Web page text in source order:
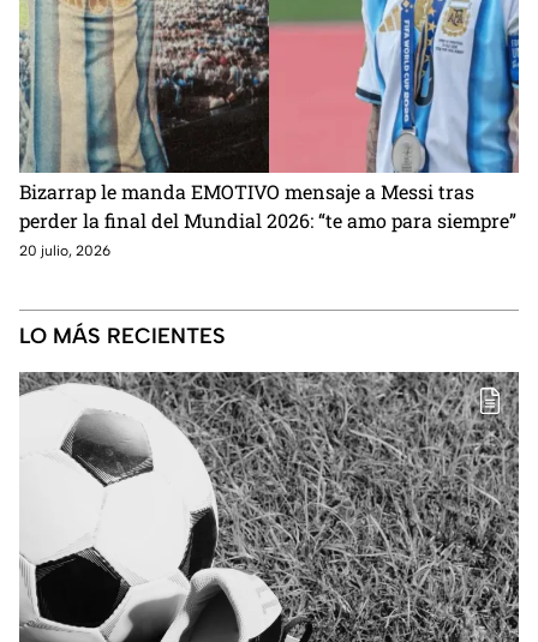
Bizarrap le manda EMOTIVO mensaje a Messi tras
perder la final del Mundial 2026: “te amo para siempre”
20 julio, 2026
LO MÁS RECIENTES